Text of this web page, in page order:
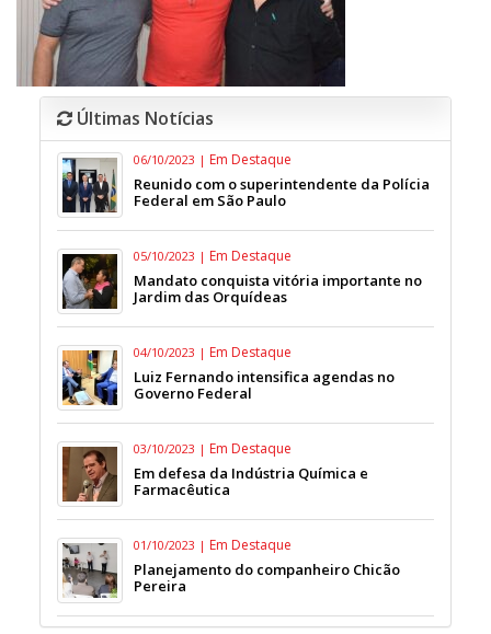
Últimas Notícias
06/10/2023 | Em Destaque
Reunido com o superintendente da Polícia
Federal em São Paulo
05/10/2023 | Em Destaque
Mandato conquista vitória importante no
Jardim das Orquídeas
04/10/2023 | Em Destaque
Luiz Fernando intensifica agendas no
Governo Federal
03/10/2023 | Em Destaque
Em defesa da Indústria Química e
Farmacêutica
01/10/2023 | Em Destaque
Planejamento do companheiro Chicão
Pereira